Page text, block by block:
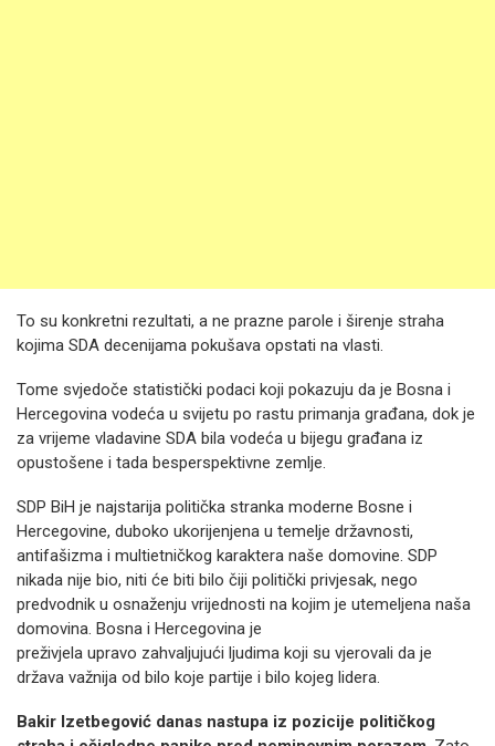
To su konkretni rezultati, a ne prazne parole i širenje straha
kojima SDA decenijama pokušava opstati na vlasti.
Tome svjedoče statistički podaci koji pokazuju da je Bosna i
Hercegovina vodeća u svijetu po rastu primanja građana, dok je
za vrijeme vladavine SDA bila vodeća u bijegu građana iz
opustošene i tada besperspektivne zemlje.
SDP BiH je najstarija politička stranka moderne Bosne i
Hercegovine, duboko ukorijenjena u temelje državnosti,
antifašizma i multietničkog karaktera naše domovine. SDP
nikada nije bio, niti će biti bilo čiji politički privjesak, nego
predvodnik u osnaženju vrijednosti na kojim je utemeljena naša
domovina. Bosna i Hercegovina je
preživjela upravo zahvaljujući ljudima koji su vjerovali da je
država važnija od bilo koje partije i bilo kojeg lidera.
Bakir Izetbegović danas nastupa iz pozicije političkog